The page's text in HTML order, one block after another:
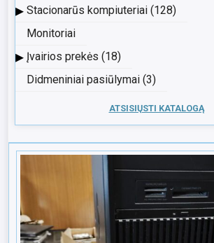
▸ Stacionarūs kompiuteriai (128)
Monitoriai
▸ Įvairios prekės (18)
Didmeniniai pasiūlymai (3)
ATSISIŲSTI KATALOGĄ